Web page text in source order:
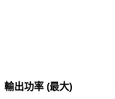
輸出功率 (最大)